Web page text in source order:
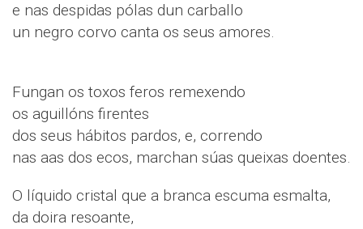
e nas despidas pólas dun carballo
un negro corvo canta os seus amores.
Fungan os toxos feros remexendo
os aguillóns firentes
dos seus hábitos pardos, e, correndo
nas aas dos ecos, marchan súas queixas doentes.
O líquido cristal que a branca escuma esmalta,
da doira resoante,